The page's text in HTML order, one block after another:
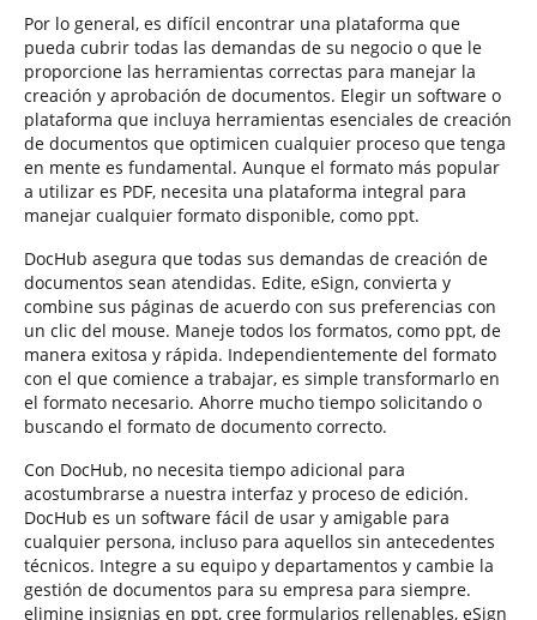
Por lo general, es difícil encontrar una plataforma que
pueda cubrir todas las demandas de su negocio o que le
proporcione las herramientas correctas para manejar la
creación y aprobación de documentos. Elegir un software o
plataforma que incluya herramientas esenciales de creación
de documentos que optimicen cualquier proceso que tenga
en mente es fundamental. Aunque el formato más popular
a utilizar es PDF, necesita una plataforma integral para
manejar cualquier formato disponible, como ppt.
DocHub asegura que todas sus demandas de creación de
documentos sean atendidas. Edite, eSign, convierta y
combine sus páginas de acuerdo con sus preferencias con
un clic del mouse. Maneje todos los formatos, como ppt, de
manera exitosa y rápida. Independientemente del formato
con el que comience a trabajar, es simple transformarlo en
el formato necesario. Ahorre mucho tiempo solicitando o
buscando el formato de documento correcto.
Con DocHub, no necesita tiempo adicional para
acostumbrarse a nuestra interfaz y proceso de edición.
DocHub es un software fácil de usar y amigable para
cualquier persona, incluso para aquellos sin antecedentes
técnicos. Integre a su equipo y departamentos y cambie la
gestión de documentos para su empresa para siempre.
elimine insignias en ppt, cree formularios rellenables, eSign